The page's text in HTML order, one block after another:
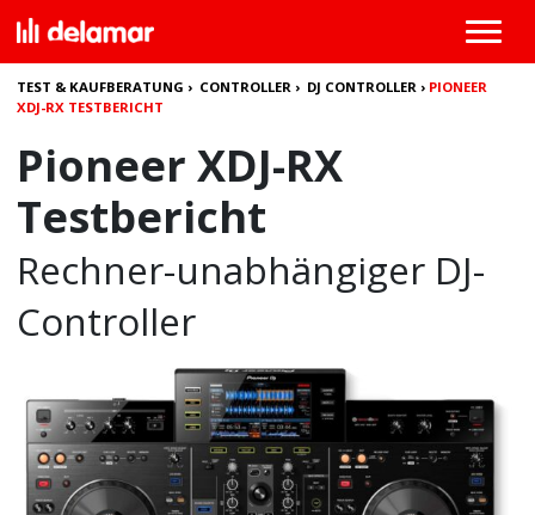
TEST & KAUFBERATUNG › CONTROLLER › DJ CONTROLLER › PIONEER
XDJ-RX TESTBERICHT
Pioneer XDJ-RX
Testbericht
Rechner-unabhängiger DJ-
Controller